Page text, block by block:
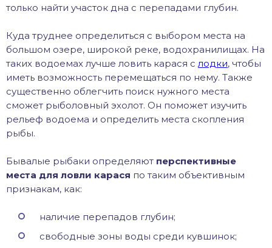
только найти участок дна с перепадами глубин.
Куда труднее определиться с выбором места на
большом озере, широкой реке, водохранилищах. На
таких водоемах лучше ловить карася с лодки, чтобы
иметь возможность перемещаться по нему. Также
существенно облегчить поиск нужного места
сможет рыболовный эхолот. Он поможет изучить
рельеф водоема и определить места скопления
рыбы.
Бывалые рыбаки определяют перспективные
места для ловли карася по таким объективным
признакам, как:
наличие перепадов глубин;
свободные зоны воды среди кувшинок;